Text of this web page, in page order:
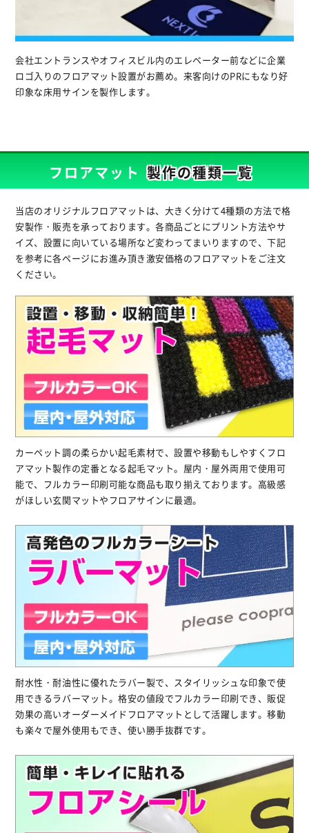
会社エントランスやオフィスビル内のエレベーター前などに企業
ロゴ入りのフロアマット設置がお薦め。来客向けのPRにもなり好
印象な床用サインを製作します。
フロアマット 製作の種類一覧
当店のオリジナルフロアマットは、大きく分けて4種類の方法で格
安製作・販売を承っております。各商品ごとにプリント方法やサ
イズ、設置に向いている場所など変わってまいりますので、下記
を参考に各ページにお進み頂き激安価格のフロアマットをご注文
ください。
カーペット調の柔らかい起毛素材で、設置や移動もしやすくフロ
アマット製作の定番となる起毛マット。屋内・屋外両用で使用可
能で、フルカラー印刷可能な商品も取り揃えております。高級感
がほしい玄関マットやフロアサインに最適。
耐水性・耐油性に優れたラバー製で、スタイリッシュな印象で使
用できるラバーマット。格安の値段でフルカラー印刷でき、販促
効果の高いオーダーメイドフロアマットとして活躍します。移動
も楽々で屋外使用もでき、使い勝手抜群です。